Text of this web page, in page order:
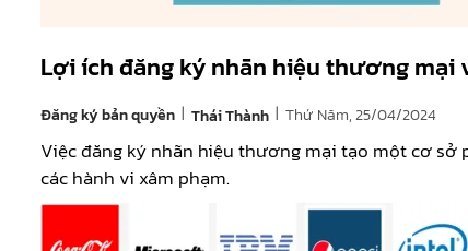
Lợi ích đăng ký nhãn hiệu thương mại
Đăng ký bản quyền | Thái Thành | Thứ Năm, 25/04/2024
Việc đăng ký nhãn hiệu thương mại tạo một cơ
các hành vi xâm phạm.